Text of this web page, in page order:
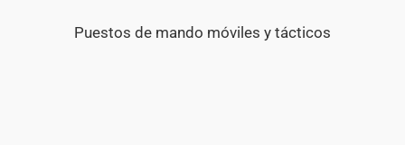
Puestos de mando móviles y tácticos